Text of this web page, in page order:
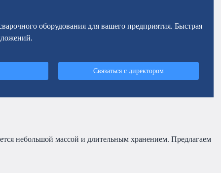
оборудования для вашего предприятия. Быстрая
Связаться с директором
небольшой массой и длительным хранением. Предлагаем